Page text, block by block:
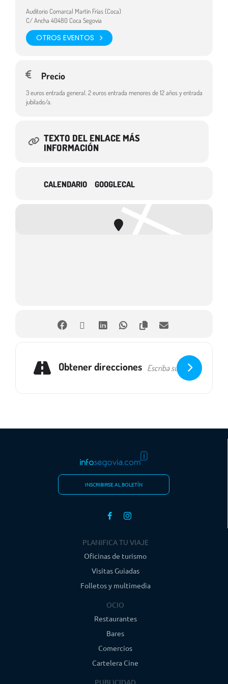
Destinatarios: Público familiar
Auditorio Comarcal Martín Frías (Coca)
C/ Ancha 40480 Coca Segovia
OTROS EVENTOS
Precio
3 euros entrada general. 2 euros entrada menores de 12 años y entrada
jubilado/a.
TEXTO DEL ENLACE MÁS
INFORMACIÓN
CALENDARIO GOOGLECAL
Obtener direcciones
INSCRIBIRSE AL BOLETÍN
PLANIFICA TU VIAJE
Oficinas de turismo
Visitas Guiadas
Folletos y multimedia
OCIO
Restaurantes
Bares
Comercios
Cartelera Cine
PUBLICIDAD